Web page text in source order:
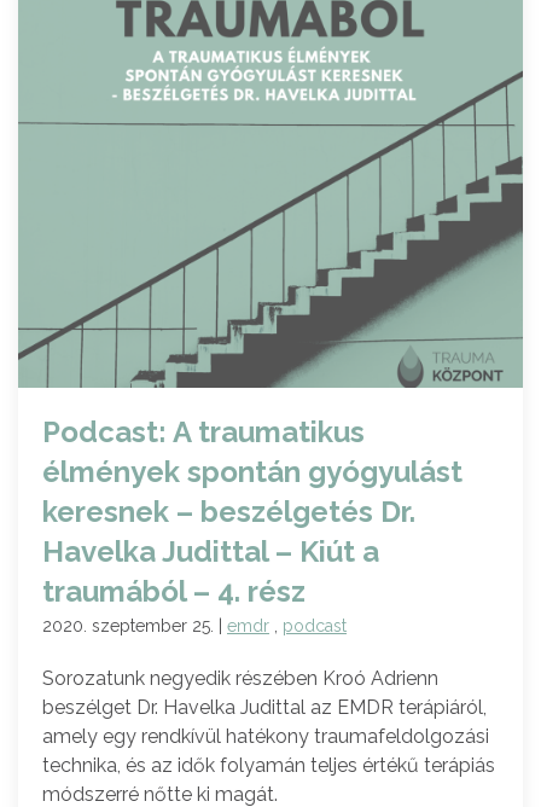
Podcast: A traumatikus
élmények spontán gyógyulást
keresnek – beszélgetés Dr.
Havelka Judittal – Kiút a
traumából – 4. rész
2020. szeptember 25. | emdr podcast
Sorozatunk negyedik részében Kroó Adrienn
beszélget Dr. Havelka Judittal az EMDR terápiáról,
amely egy rendkívül hatékony traumafeldolgozási
technika, és az idők folyamán teljes értékű terápiás
módszerré nőtte ki magát.